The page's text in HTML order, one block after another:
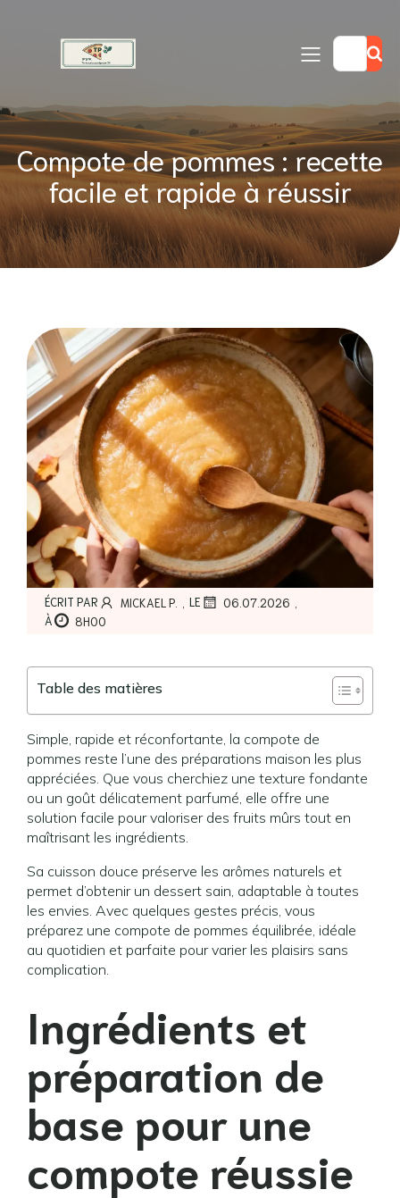
Compote de pommes : recette
facile et rapide à réussir
ÉCRIT PAR MICKAEL P. , LE 06.07.2026 ,
À 8H00
Table des matières
Simple, rapide et réconfortante, la compote de
pommes reste l’une des préparations maison les plus
appréciées. Que vous cherchiez une texture fondante
ou un goût délicatement parfumé, elle offre une
solution facile pour valoriser des fruits mûrs tout en
maîtrisant les ingrédients.
Sa cuisson douce préserve les arômes naturels et
permet d’obtenir un dessert sain, adaptable à toutes
les envies. Avec quelques gestes précis, vous
préparez une compote de pommes équilibrée, idéale
au quotidien et parfaite pour varier les plaisirs sans
complication.
Ingrédients et
préparation de
base pour une
compote réussie